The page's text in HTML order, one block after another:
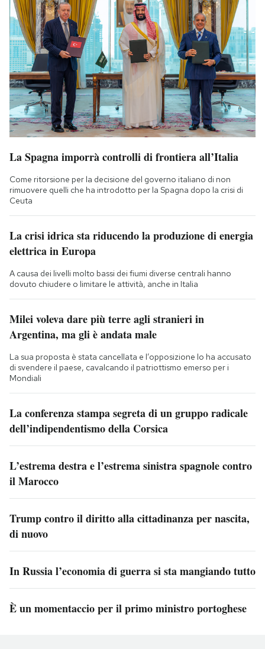
La Spagna imporrà controlli di frontiera all’Italia
Come ritorsione per la decisione del governo italiano di non
rimuovere quelli che ha introdotto per la Spagna dopo la crisi di
Ceuta
La crisi idrica sta riducendo la produzione di energia
elettrica in Europa
A causa dei livelli molto bassi dei fiumi diverse centrali hanno
dovuto chiudere o limitare le attività, anche in Italia
Milei voleva dare più terre agli stranieri in
Argentina, ma gli è andata male
La sua proposta è stata cancellata e l’opposizione lo ha accusato
di svendere il paese, cavalcando il patriottismo emerso per i
Mondiali
La conferenza stampa segreta di un gruppo radicale
dell’indipendentismo della Corsica
L’estrema destra e l’estrema sinistra spagnole contro
il Marocco
Trump contro il diritto alla cittadinanza per nascita,
di nuovo
In Russia l’economia di guerra si sta mangiando tutto
È un momentaccio per il primo ministro portoghese